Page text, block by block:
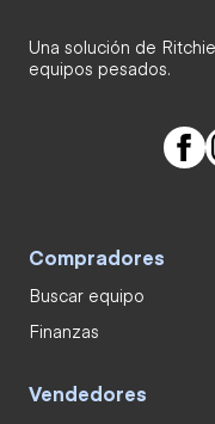
Una solución de
equipos pesados.
Compradores
Buscar equipo
Finanzas
Vendedores